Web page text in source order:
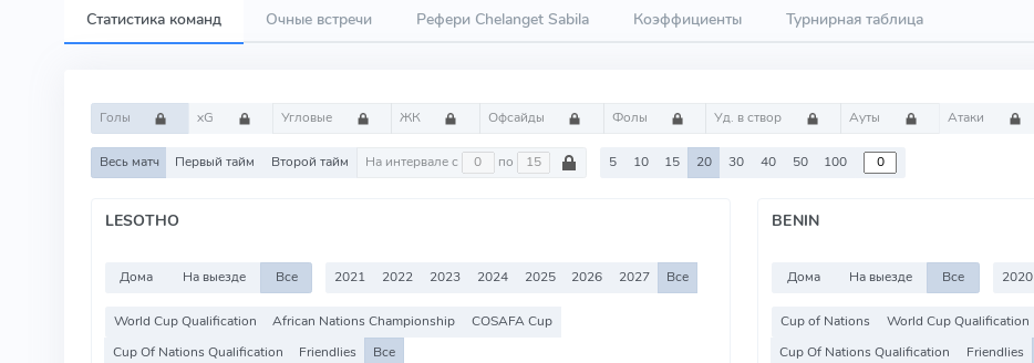
Статистика команд Очные встречи Рефери Chelanget Sabila Коэффициенты Турнирная таблица
Голы xG Угловые ЖК Офсайды Фолы Уд. в створ Ауты Атаки
Весь матч Первый тайм Второй тайм На интервале с по 5 10 15 20 30 40 50 100
LESOTHO
Дома На выезде Все 2021 2022 2023 2024 2025 2026 2027 Все
World Cup Qualification African Nations Championship
COSAFA Cup
Cup Of Nations Qualification
Friendlies Все
BENIN
Дома На выезде Все 2020
Cup of Nations World Cup Qualification
Cup Of Nations Qualification
Friendlies